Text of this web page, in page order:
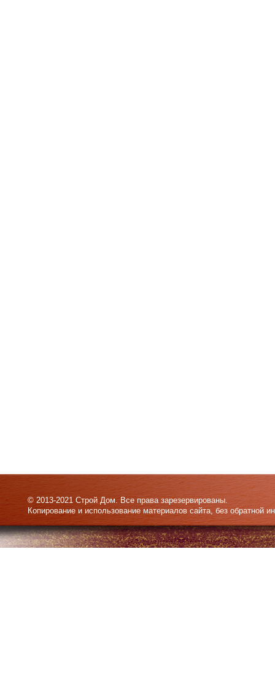
© 2013-2021 Строй Дом. Все права зарезервированы.
Копирование и использование материалов сайта, без обратной